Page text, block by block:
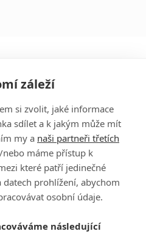
PŘIHLÁSIT
REGISTROVAT
, e-mailserialy@fandimefilmu.cz
záleží
si zvolit, jaké informace
sdílet a k jakým může mít
my a naši partneři třetích
nebo máme přístup k
které patří jedinečné
prohlížení, abychom
osobní údaje.
následující